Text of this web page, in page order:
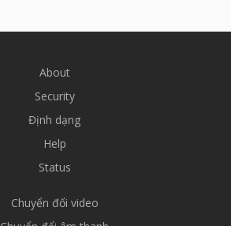
About
Security
Định dạng
Help
Status
Chuyển đổi video